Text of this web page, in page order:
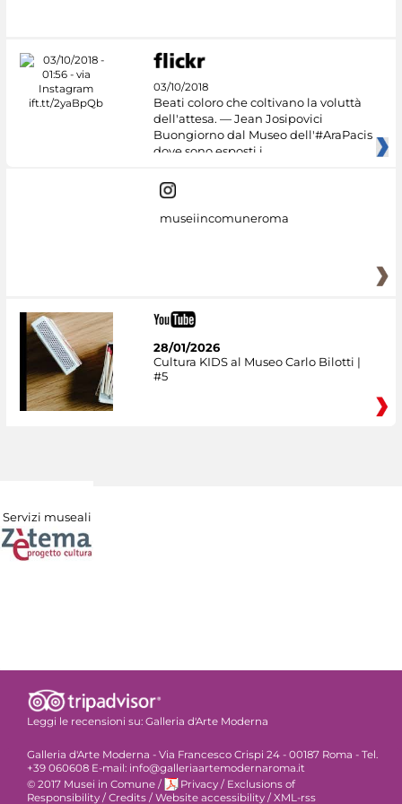
03/10/2018
Beati coloro che coltivano la voluttà
dell'attesa. — Jean Josipovici
Buongiorno dal Museo dell'#AraPacis
dove sono esposti i
museiincomuneroma
28/01/2026
Cultura KIDS al Museo Carlo Bilotti |
#5
Servizi museali
Leggi le recensioni su: Galleria d'Arte Moderna
Galleria d'Arte Moderna - Via Francesco Crispi 24 - 00187 Roma - Tel.
+39 060608 E-mail: info@galleriaartemodernaroma.it
© 2017 Musei in Comune / Privacy / Exclusions of
Responsibility / Credits / Website accessibility / XML-rss